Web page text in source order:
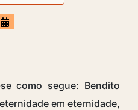
como segue: Bendito
em eternidade,